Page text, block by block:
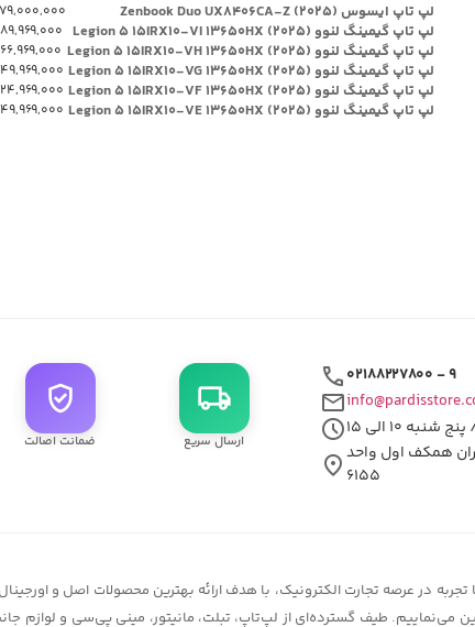
لپ تاپ ایسوس Zenbook Duo UX۸۴۰۶CA-Z (۲۰۲۵)
لپ تاپ گیمینگ لنوو Legion ۵ ۱۵IRX۱۰-VI ۱۳۶۵۰HX (۲۰۲۵)
لپ تاپ گیمینگ لنوو Legion ۵ ۱۵IRX۱۰-VH ۱۳۶۵۰HX (۲۰۲۵)
لپ تاپ گیمینگ لنوو Legion ۵ ۱۵IRX۱۰-VG ۱۳۶۵۰HX (۲۰۲۵)
لپ تاپ گیمینگ لنوو Legion ۵ ۱۵IRX۱۰-VF ۱۳۶۵۰HX (۲۰۲۵)
لپ تاپ گیمینگ لنوو Legion ۵ ۱۵IRX۱۰-VE ۱۳۶۵۰HX (۲۰۲۵)
call۰۲۱۸۸۲۲۷۸۰۰ - ۹
mail
schedule
location_onهمکف اول واحد
۶۱۵۵
local_shipping
ارسال سریع
verified_user
ضمانت اصالت
در عرصه تجارت الکترونیک، با هدف ارائه بهترین محصولات اصل و
می‌نماییم. طیف گسترده‌ای از لپ‌تاپ، تبلت، مانیتور، مینی پی‌سی و لوازم